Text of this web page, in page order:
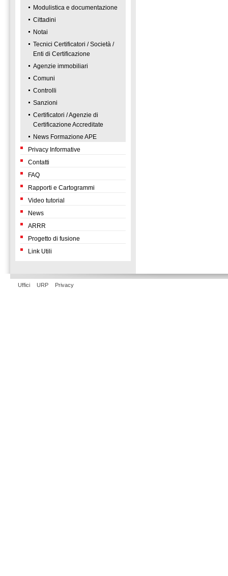
Modulistica e documentazione
Cittadini
Notai
Tecnici Certificatori / Società /
Enti di Certificazione
Agenzie immobiliari
Comuni
Controlli
Sanzioni
Certificatori / Agenzie di
Certificazione Accreditate
News Formazione APE
Privacy Informative
Contatti
FAQ
Rapporti e Cartogrammi
Video tutorial
News
ARRR
Progetto di fusione
Link Utili
Uffici URP Privacy